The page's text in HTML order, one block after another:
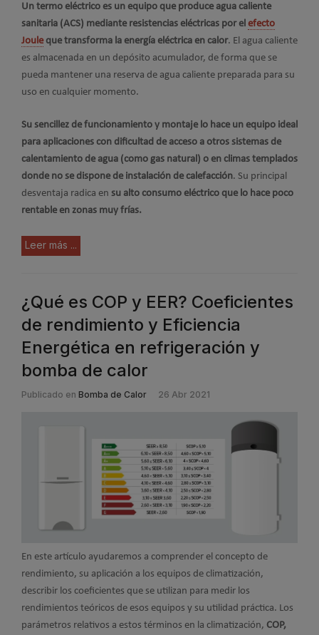
Un termo eléctrico es un equipo que produce agua caliente
sanitaria (ACS) mediante resistencias eléctricas por el efecto
Jouleque transforma la energía eléctrica en calor. El agua caliente
es almacenada en un depósito acumulador, de forma que se
pueda mantener una reserva de agua caliente preparada para su
uso en cualquier momento.
Su sencillez de funcionamiento y montaje lo hace un equipo ideal
para aplicaciones con dificultad de acceso a otros sistemas de
calentamiento de agua (como gas natural) o en climas templados
donde no se dispone de instalación de calefacción. Su principal
desventaja radica en su alto consumo eléctrico que lo hace poco
rentable en zonas muy frías.
Leer más ...
¿Qué es COP y EER? Coeficientes
de rendimiento y Eficiencia
Energética en refrigeración y
bomba de calor
Publicado en Bomba de Calor 26 Abr 2021
En este artículo ayudaremos a comprender el concepto de
rendimiento, su aplicación a los equipos de climatización,
describir los coeficientes que se utilizan para medir los
rendimientos teóricos de esos equipos y su utilidad práctica. Los
parámetros relativos a estos términos en la climatización, COP,